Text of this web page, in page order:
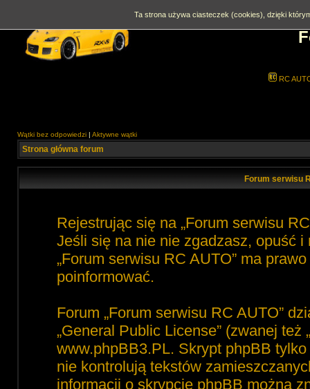
RC
Wątki bez odpowiedzi | Aktywne wątki
Strona główna forum
Forum serwisu
Rejestrując się na „Forum serwisu
Jeśli się na nie nie zgadzasz, opuść i
„Forum serwisu RC AUTO” ma
poinformować.
Forum „Forum serwisu RC AUTO”
„General Public License” (zwanej też
www.phpBB3.PL. Skrypt phpBB
nie kontrolują tekstów
informacji o skrypcie phpBB można
Ta strona używa ciasteczek (cookies), dzięki